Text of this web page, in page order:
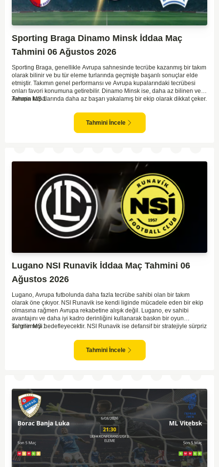
Sporting Braga Dinamo Minsk İddaa Maç
Tahmini 06 Ağustos 2026
Sporting Braga, genellikle Avrupa sahnesinde tecrübe kazanmış bir takım
olarak bilinir ve bu tür eleme turlarında geçmişte başarılı sonuçlar elde
etmiştir. Takımın genel performansı ve Avrupa kupalarındaki tecrübesi
onları favori konumuna getirebilir. Dinamo Minsk ise, daha az bilinen ve
Avrupa kupalarında daha az başarı yakalamış bir ekip olarak dikkat çeker.
elinde tutarak maçı geçirebileceği beklenebilir. İki takımın arasındaki
kalite farkı Braga'nın lehine görünüyor. Bu bağlamda, ev sahibi ekibin iyi
bir sonuçla bu turu geçebileceği öngörülebilir.
Tahmin MS 1
Tahmini İncele
Lugano NSI Runavik İddaa Maç Tahmini 06
Ağustos 2026
Lugano, Avrupa futbolunda daha fazla tecrübe sahibi olan bir takım
olarak öne çıkıyor. NSI Runavik ise kendi liginde mücadele eden bir ekip
olmasına rağmen Avrupa rekabetine alışık değil. Lugano, ev sahibi
avantajını ve daha iyi kadro derinliğini kullanarak baskın bir oyun
sergilemeyi hedefleyecektir. NSI Runavik ise defansif bir stratejiyle sürpriz
kazanma ihtimali oldukça yüksek görünüyor. İki takım arasındaki kalite
farkı göz önüne alındığında, Lugano galibiyete yakın olan taraftır.
Tahmin MS 1
Tahmini İncele